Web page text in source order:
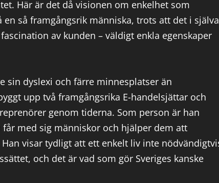
Här är det då visionen om enkelhet som
så framgångsrik människa, trots att det i själva
av kunden – väldigt enkla egenskaper
sin dyslexi och färre minnesplatser än
upp två framgångsrika E-handelsjättar och
genom tiderna. Som person är han
med sig människor och hjälper dem att
visar tydligt att ett enkelt liv inte
och det är vad som gör Sveriges kanske